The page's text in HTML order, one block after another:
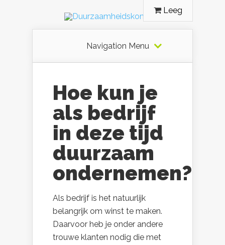
Leeg
Navigation Menu
Hoe kun je
als bedrijf
in deze tijd
duurzaam
ondernemen?
Als bedrijf is het natuurlijk
belangrijk om winst te maken.
Daarvoor heb je onder andere
trouwe klanten nodig die met